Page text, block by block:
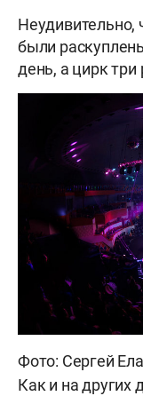
Неудивительно,
были
день, а цирк
Фото: Сергей
Как и на других